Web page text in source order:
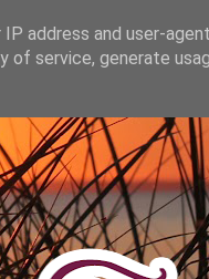
address and user-agent
of service, generate